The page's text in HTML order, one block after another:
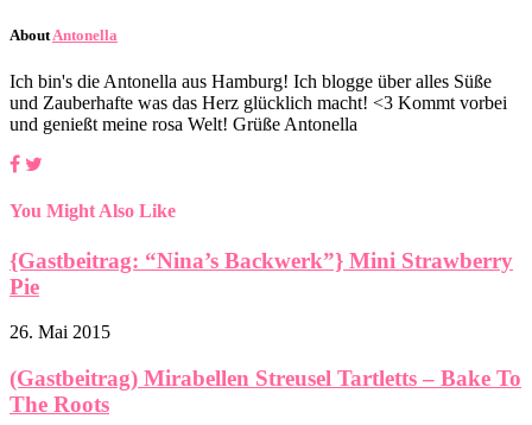
About Antonella
Ich bin's die Antonella aus Hamburg! Ich blogge über alles Süße
und Zauberhafte was das Herz glücklich macht! <3 Kommt vorbei
und genießt meine rosa Welt! Grüße Antonella
You Might Also Like
{Gastbeitrag: “Nina’s Backwerk”} Mini Strawberry
Pie
26. Mai 2015
(Gastbeitrag) Mirabellen Streusel Tartletts – Bake To
The Roots